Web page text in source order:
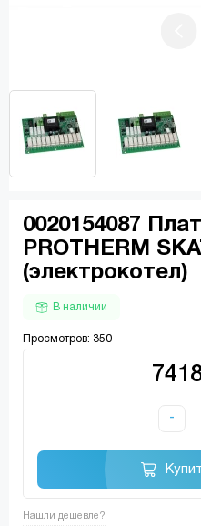
0020154087
PROTHERM
(электрокотел)
В наличии
Просмотров: 350
-
Нашли дешевле?